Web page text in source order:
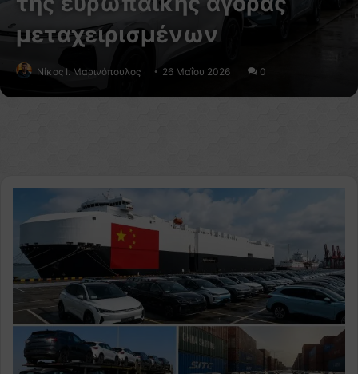
μεταχειρισμένων
Nίκος Ι. Mαρινόπουλος 26 Μαΐου 2026 0